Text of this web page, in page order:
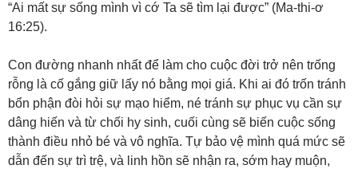
“Ai mất sự sống mình vì cớ Ta sẽ tìm lại được” (Ma-thi-ơ
16:25).
Con đường nhanh nhất để làm cho cuộc đời trở nên trống
rỗng là cố gắng giữ lấy nó bằng mọi giá. Khi ai đó trốn tránh
bổn phận đòi hỏi sự mạo hiểm, né tránh sự phục vụ cần sự
dâng hiến và từ chối hy sinh, cuối cùng sẽ biến cuộc sống
thành điều nhỏ bé và vô nghĩa. Tự bảo vệ mình quá mức sẽ
dẫn đến sự trì trệ, và linh hồn sẽ nhận ra, sớm hay muộn,